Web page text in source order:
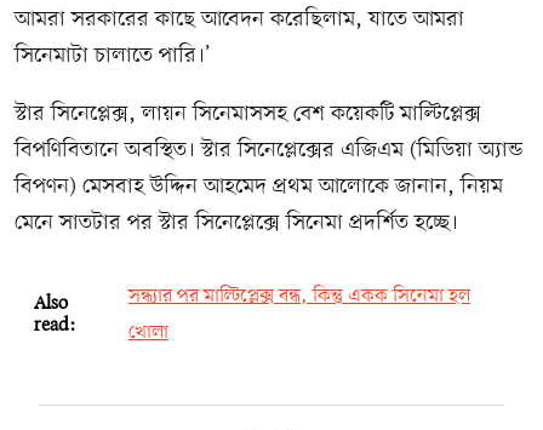
আমরা সরকারের কাছে আবেদন করেছিলাম, যাতে আমরা
সিনেমাটা চালাতে পারি।’
স্টার সিনেপ্লেক্স, লায়ন সিনেমাসসহ বেশ কয়েকটি মাল্টিপ্লেক্স
বিপণিবিতানে অবস্থিত। স্টার সিনেপ্লেক্সের এজিএম (মিডিয়া অ্যান্ড
বিপণন) মেসবাহ উদ্দিন আহমেদ প্রথম আলোকে জানান, নিয়ম
মেনে সাতটার পর স্টার সিনেপ্লেক্সে সিনেমা প্রদর্শিত হচ্ছে।
Also
read:
সন্ধ্যার পর মাল্টিপ্লেক্স বন্ধ, কিন্তু একক সিনেমা হল
খোলা